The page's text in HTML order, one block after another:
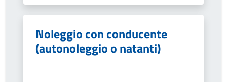
Noleggio con conducente
(autonoleggio o natanti)